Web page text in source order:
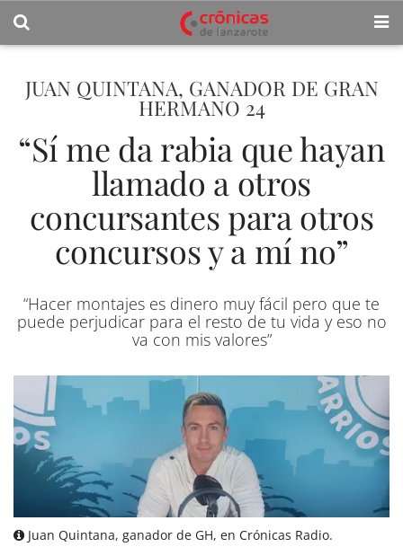
JUAN QUINTANA, GANADOR DE GRAN
HERMANO 24
“Sí me da rabia que hayan
llamado a otros
concursantes para otros
concursos y a mí no”
“Hacer montajes es dinero muy fácil pero que te
puede perjudicar para el resto de tu vida y eso no
va con mis valores”
Juan Quintana, ganador de GH, en Crónicas Radio.